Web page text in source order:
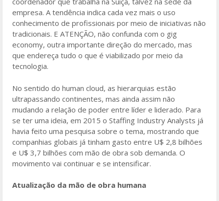
empresa. A tendência indica cada vez mais o uso
conhecimento de profissionais por meio de iniciativas não
tradicionais. E ATENÇÃO, não confunda com o gig
economy, outra importante direção do mercado, mas
que endereça tudo o que é viabilizado por meio da
tecnologia.
No sentido do human cloud, as hierarquias estão
ultrapassando continentes, mas ainda assim não
mudando a relação de poder entre líder e liderado. Para
se ter uma ideia, em 2015 o Staffing Industry Analysts já
havia feito uma pesquisa sobre o tema, mostrando que
companhias globais já tinham gasto entre U$ 2,8 bilhões
e U$ 3,7 bilhões com mão de obra sob demanda. O
movimento vai continuar e se intensificar.
Atualização da mão de obra humana